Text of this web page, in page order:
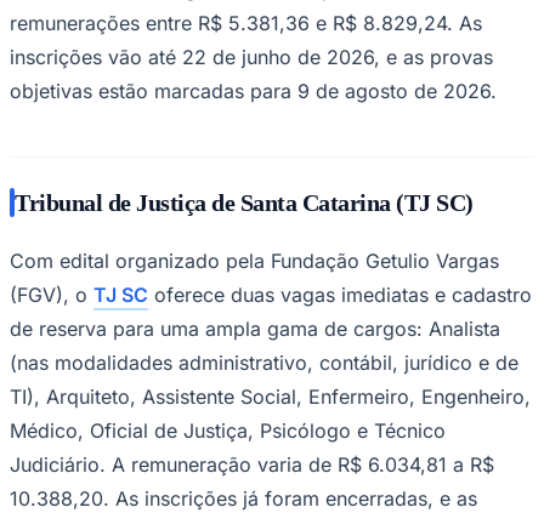
Corinthians
remunerações entre R$ 5.381,36 e R$ 8.829,24. As
inscrições vão até 22 de junho de 2026, e as provas
objetivas estão marcadas para 9 de agosto de 2026.
Tribunal de Justiça de Santa Catarina (TJ SC)
Com edital organizado pela Fundação Getulio Vargas
(FGV), o TJ SC oferece duas vagas imediatas e cadastro
de reserva para uma ampla gama de cargos: Analista
(nas modalidades administrativo, contábil, jurídico e de
TI), Arquiteto, Assistente Social, Enfermeiro, Engenheiro,
Médico, Oficial de Justiça, Psicólogo e Técnico
Judiciário. A remuneração varia de R$ 6.034,81 a R$
10.388,20. As inscrições já foram encerradas, e as